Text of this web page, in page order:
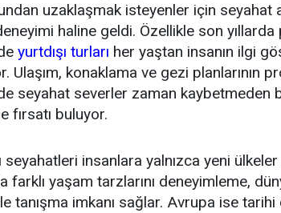
uzaklaşmak isteyenler için seyahat
haline geldi. Özellikle son
yurtdışı turları her yaştan insanın ilgi
Ulaşım, konaklama ve gezi planlarının
seyahat severler zaman kaybetmeden
fırsatı buluyor.
seyahatleri insanlara yalnızca yeni
farklı yaşam tarzlarını deneyimleme,
tanışma imkanı sağlar. Avrupa ise